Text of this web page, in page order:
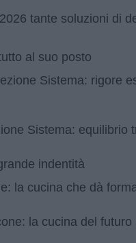
tante soluzioni di
al suo posto
Sistema: rigore
Sistema: equilibrio
indentità
la cucina che dà
la cucina del